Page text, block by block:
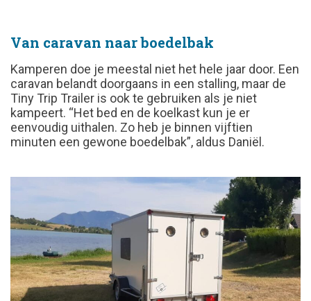
Van caravan naar boedelbak
Kamperen doe je meestal niet het hele jaar door. Een
caravan belandt doorgaans in een stalling, maar de
Tiny Trip Trailer is ook te gebruiken als je niet
kampeert. “Het bed en de koelkast kun je er
eenvoudig uithalen. Zo heb je binnen vijftien
minuten een gewone boedelbak”, aldus Daniël.